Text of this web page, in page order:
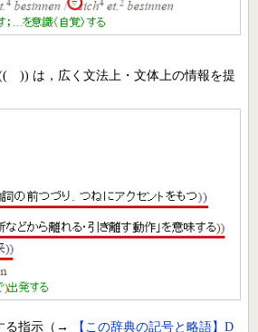
)) は，広く文法上・文体上の情報を提
る指示（→ 【この辞典の記号と略語】D